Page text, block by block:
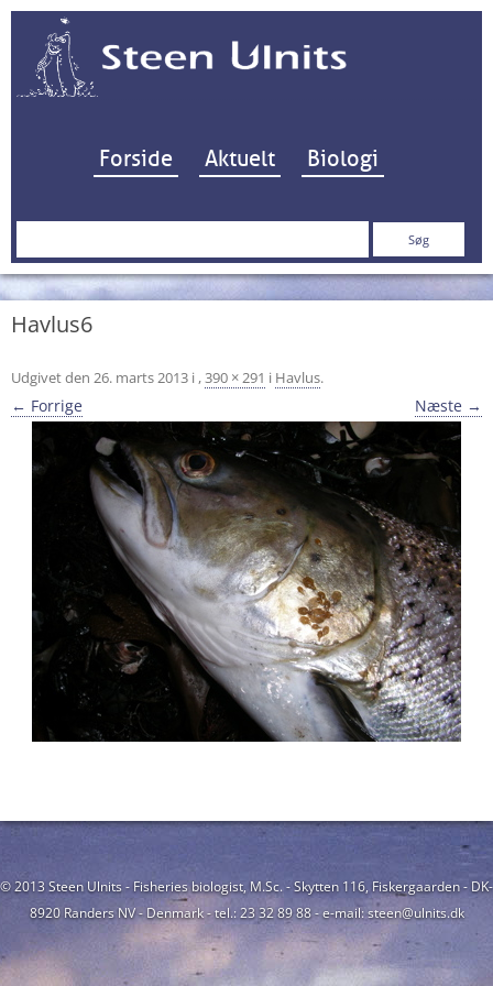
Hop til indhold
Forside Aktuelt Biologi
Søg
Havlus6
Udgivet den 26. marts 2013 i ,390 × 291 i Havlus.
← Forrige Næste →
© 2013 Steen Ulnits - Fisheries biologist, M.Sc. - Skytten 116, Fiskergaarden - DK-
8920 Randers NV - Denmark - tel.: 23 32 89 88 - e-mail: steen@ulnits.dk